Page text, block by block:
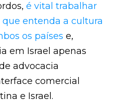
é vital trabalhar
entenda a cultura
os países e,
em Israel apenas
advocacia
comercial
e Israel.